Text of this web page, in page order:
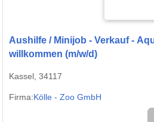
Aushilfe / Minijob - Verkauf -
willkommen (m/w/d)
Kassel, 34117
Firma:Kölle - Zoo GmbH